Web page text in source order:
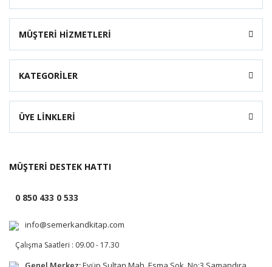
MÜŞTERİ HİZMETLERİ
KATEGORİLER
ÜYE LİNKLERİ
MÜŞTERİ DESTEK HATTI
0 850 433 0 533
info@semerkandkitap.com
Çalışma Saatleri : 09.00 - 17.30